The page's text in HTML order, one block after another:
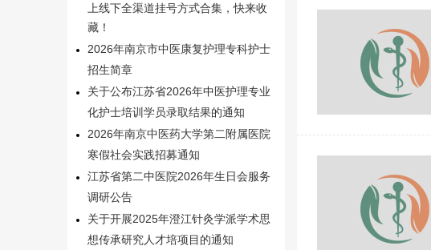
上线下全渠道挂号方式合集，快来收
藏！
2026年南京市中医康复护理专科护士
招生简章
关于公布江苏省2026年中医护理专业
化护士培训学员录取结果的通知
2026年南京中医药大学第二附属医院
寒假社会实践招募通知
江苏省第二中医院2026年生日会服务
调研公告
关于开展2025年澄江针灸学派学术思
想传承研究人才培项目的通知